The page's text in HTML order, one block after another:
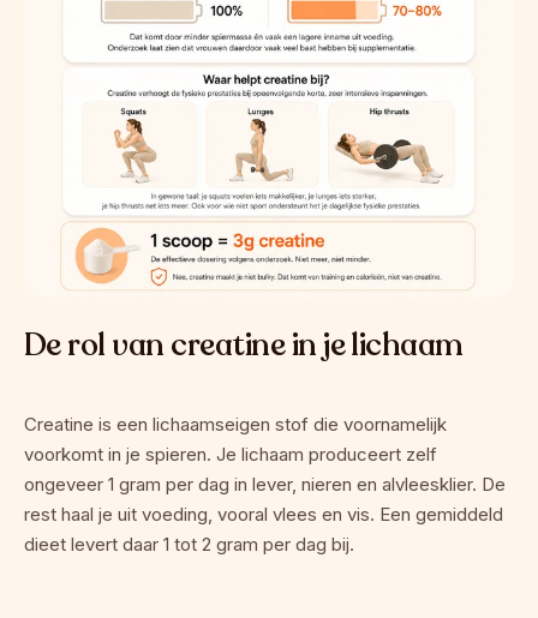
De rol van creatine in je lichaam
Creatine is een lichaamseigen stof die voornamelijk
voorkomt in je spieren. Je lichaam produceert zelf
ongeveer 1 gram per dag in lever, nieren en alvleesklier. De
rest haal je uit voeding, vooral vlees en vis. Een gemiddeld
dieet levert daar 1 tot 2 gram per dag bij.